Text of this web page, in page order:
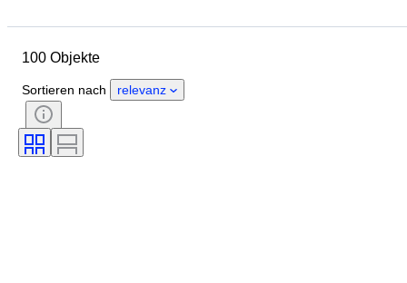
Zustand
Accessoires enthalten
Modell
100 Objekte
Sortieren nach relevanz